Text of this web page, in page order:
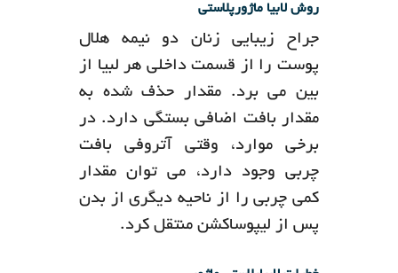
روش لابیا ماژورپلاستی
جراح زیبایی زنان دو نیمه هلال
پوست را از قسمت داخلی هر لبیا از
بین می برد. مقدار حذف شده به
مقدار بافت اضافی بستگی دارد. در
برخی موارد، وقتی آتروفی بافت
چربی وجود دارد، می توان مقدار
کمی چربی را از ناحیه دیگری از بدن
پس از لیپوساکشن منتقل کرد.